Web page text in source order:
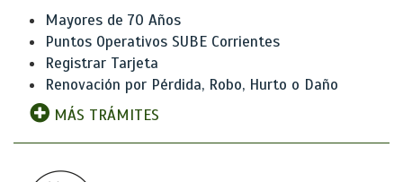
Mayores de 70 Años
Puntos Operativos SUBE Corrientes
Registrar Tarjeta
Renovación por Pérdida, Robo, Hurto o Daño
MÁS TRÁMITES